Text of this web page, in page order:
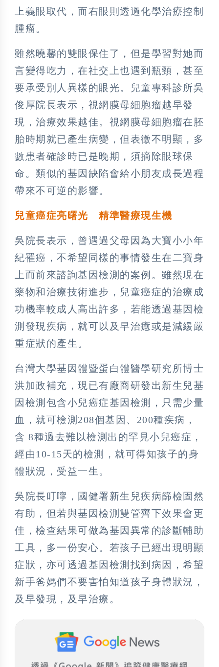
上義眼取代，而右眼則透過化學治療控制
腫瘤。
雖然曉馨的雙眼保住了，但是學習對她而
言變得吃力，在社交上也遇到瓶頸，甚至
要承受別人異樣的眼光。兒童專科診所吳
俊厚院長表示，視網膜母細胞瘤越早發
現，治療效果越佳。視網膜母細胞瘤在胚
胎時期就已產生病變，但表徵不明顯，多
數患者確診時已是晚期，須摘除眼球保
命。類似的基因缺陷會給小朋友成長過程
帶來不可逆的影響。
兒童癌症亮曙光 精準醫療現生機
吳院長表示，曾遇過父母因為大寶小小年
紀罹癌，不希望同樣的事情發生在二寶身
上而前來諮詢基因檢測的案例。雖然現在
藥物和治療技術進步，兒童癌症的治療成
功機率較成人高出許多，若能透過基因檢
測發現疾病，就可以及早治癒或是減緩嚴
重症狀的產生。
台灣大學基因體暨蛋白體醫學研究所博士
洪加政補充，現已有廠商研發出新生兒基
因檢測包含小兒癌症基因檢測，只需少量
血，就可檢測208個基因、200種疾病，
含 8種過去難以檢測出的罕見小兒癌症，
經由10-15天的檢測，就可得知孩子的身
體狀況，受益一生。
吳院長叮嚀，國健署新生兒疾病篩檢固然
有助，但若與基因檢測雙管齊下效果會更
佳，檢查結果可做為基因異常的診斷輔助
工具，多一份安心。若孩子已經出現明顯
症狀，亦可透過基因檢測找到病因，希望
新手爸媽們不要害怕知道孩子身體狀況，
及早發現，及早治療。